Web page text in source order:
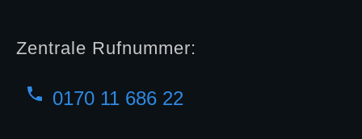
Zentrale Rufnummer:
0170 11 686 22